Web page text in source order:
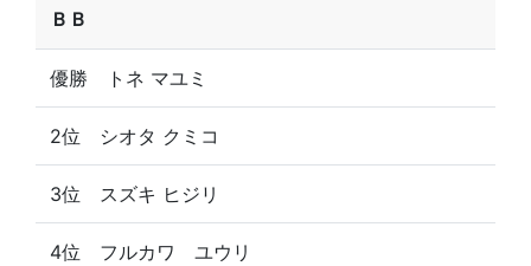
ＢＢ
優勝 トネ マユミ
2位 シオタ クミコ
3位 スズキ ヒジリ
4位 フルカワ ユウリ